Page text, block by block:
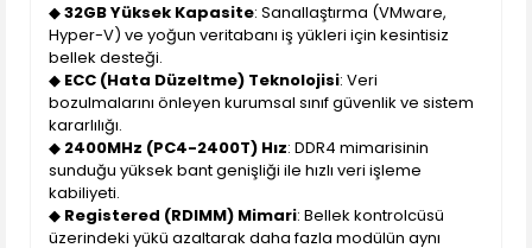
◆32GB Yüksek Kapasite: Sanallaştırma (VMware,
Hyper-V) ve yoğun veritabanı iş yükleri için kesintisiz
bellek desteği.
◆ ECC (Hata Düzeltme) Teknolojisi: Veri
bozulmalarını önleyen kurumsal sınıf güvenlik ve sistem
kararlılığı.
◆ 2400MHz (PC4-2400T) Hız: DDR4 mimarisinin
sunduğu yüksek bant genişliği ile hızlı veri işleme
kabiliyeti.
◆ Registered (RDIMM) Mimari: Bellek kontrolcüsü
üzerindeki yükü azaltarak daha fazla modülün aynı